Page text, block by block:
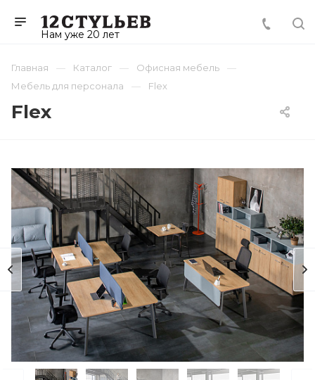
Нам уже 20 лет
Главная Каталог
Офисная мебель
Мебель для персонала
Flex
Flex